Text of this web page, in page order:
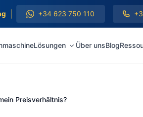
+34 623 750 110
Lösungen Über unsBlog
Preisverhältnis?